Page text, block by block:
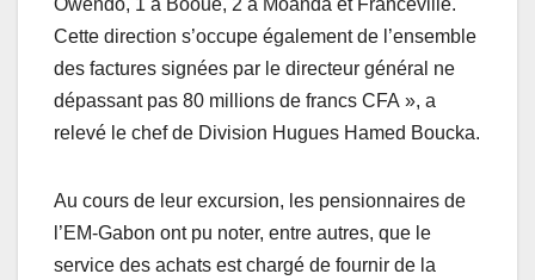
Cette direction s’occupe également de l’ensemble
des factures signées par le directeur général ne
dépassant pas 80 millions de francs CFA », a
relevé le chef de Division Hugues Hamed Boucka.
Au cours de leur excursion, les pensionnaires de
l’EM-Gabon ont pu noter, entre autres, que le
service des achats est chargé de fournir de la